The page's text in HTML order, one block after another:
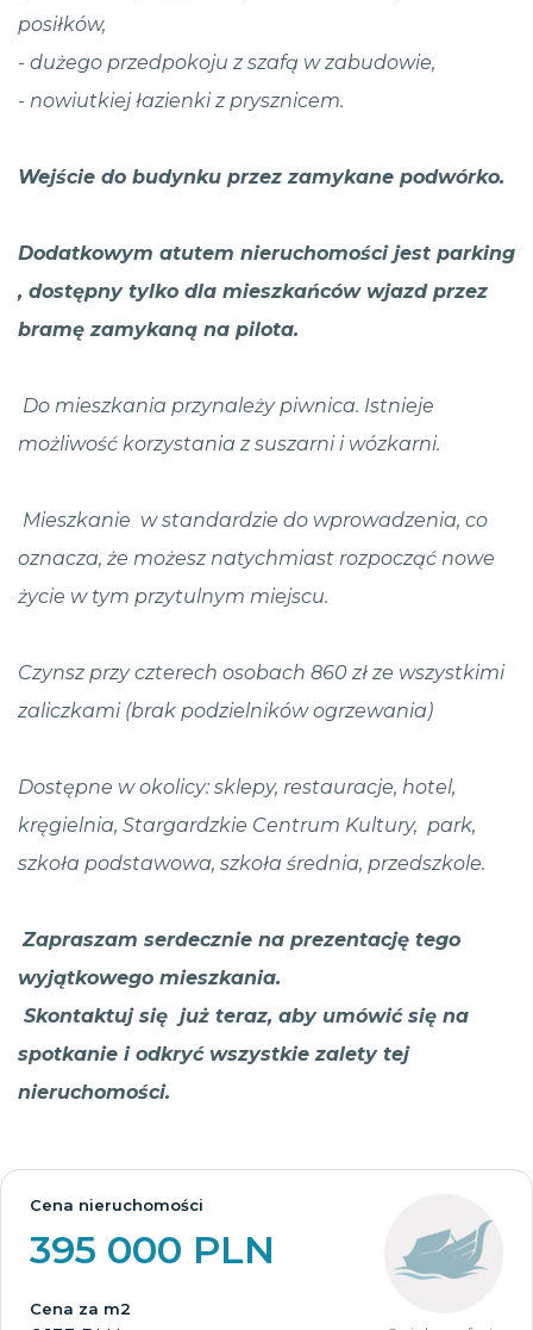
posiłków,
- dużego przedpokoju z szafą w zabudowie,
- nowiutkiej łazienki z prysznicem.
Wejście do budynku przez zamykane podwórko.
Dodatkowym atutem nieruchomości jest parking
, dostępny tylko dla mieszkańców wjazd przez
bramę zamykaną na pilota.
Do mieszkania przynależy piwnica. Istnieje
możliwość korzystania z suszarni i wózkarni.
Mieszkanie w standardzie do wprowadzenia, co
oznacza, że możesz natychmiast rozpocząć nowe
życie w tym przytulnym miejscu.
Czynsz przy czterech osobach 860 zł ze wszystkimi
zaliczkami (brak podzielników ogrzewania)
Dostępne w okolicy: sklepy, restauracje, hotel,
kręgielnia, Stargardzkie Centrum Kultury, park,
szkoła podstawowa, szkoła średnia, przedszkole.
Zapraszam serdecznie na prezentację tego
wyjątkowego mieszkania.
Skontaktuj się już teraz, aby umówić się na
spotkanie i odkryć wszystkie zalety tej
nieruchomości.
Cena nieruchomości
395 000 PLN
Cena za m2